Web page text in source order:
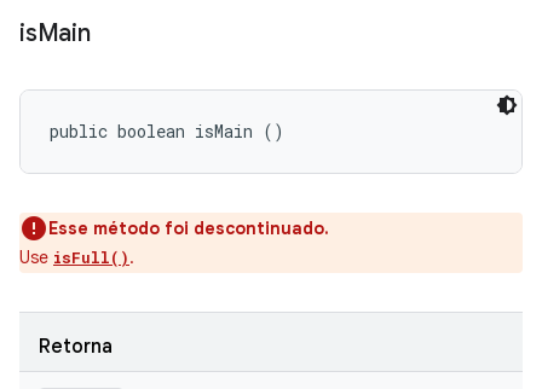
isMain
public boolean isMain ()
Esse método foi descontinuado.
Use isFull().
Retorna